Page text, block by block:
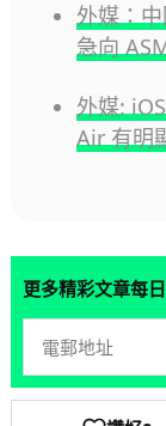
外媒：
急向
外媒:
Air 有明
更多精彩文章每